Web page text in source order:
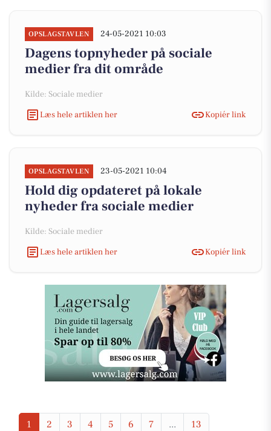
OPSLAGSTAVLEN 24-05-2021 10:03
Dagens topnyheder på sociale
medier fra dit område
Kilde: Sociale medier
Læs hele artiklen her
Kopiér link
OPSLAGSTAVLEN 23-05-2021 10:04
Hold dig opdateret på lokale
nyheder fra sociale medier
Kilde: Sociale medier
Læs hele artiklen her
Kopiér link
1 2 3 4 5 6 7 ... 13